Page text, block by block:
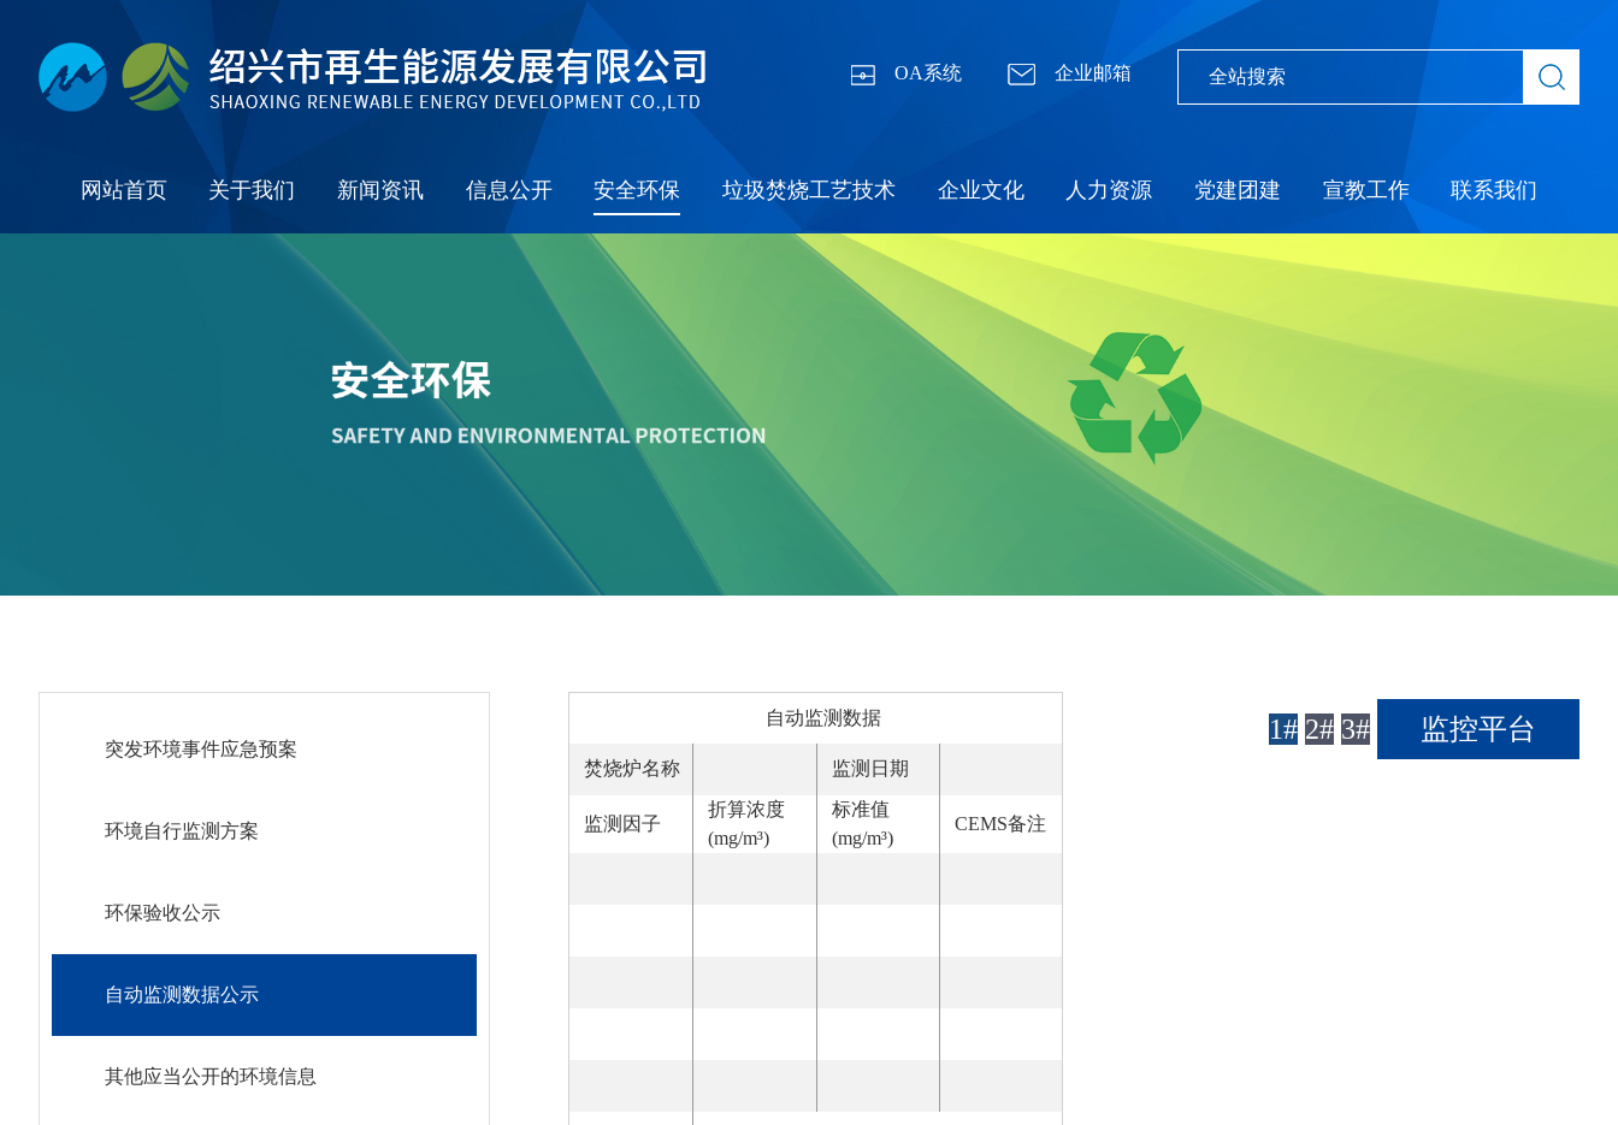
OA系统 企业邮箱
网站首页 关于我们 新闻资讯 信息公开 安全环保 垃圾焚烧工艺技术 企业文化 人力资源 党建团建 宣教工作 联系我们
突发环境事件应急预案
环境自行监测方案
环保验收公示
自动监测数据公示
其他应当公开的环境信息
自动监测数据
焚烧炉名称 监测日期
监测因子
折算浓度
(mg/m³)
标准值
(mg/m³)
CEMS备注
1# 2# 3# 监控平台